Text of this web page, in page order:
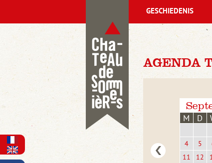
AGENDA
M D
4
5
11
12
GESCHIEDENIS